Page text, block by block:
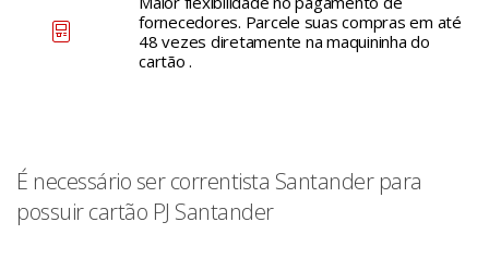
fornecedores. Parcele suas compras em até
48 vezes diretamente na maquininha do
cartão .
É necessário ser correntista Santander para
possuir cartão PJ Santander